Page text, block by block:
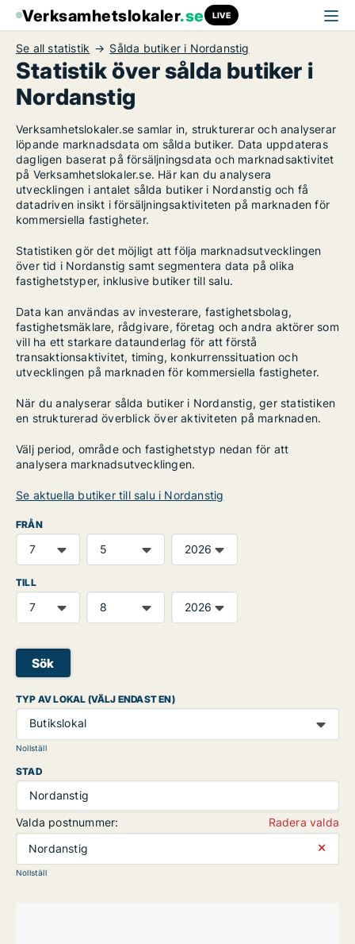
Verksamhetslokaler.se LIVE
Se all statistik Sålda butiker i Nordanstig
Statistik över sålda butiker i
Nordanstig
Verksamhetslokaler.se samlar in, strukturerar och analyserar
löpande marknadsdata om sålda butiker. Data uppdateras
dagligen baserat på försäljningsdata och marknadsaktivitet
på Verksamhetslokaler.se. Här kan du analysera
utvecklingen i antalet sålda butiker i Nordanstig och få
datadriven insikt i försäljningsaktiviteten på marknaden för
kommersiella fastigheter.
Statistiken gör det möjligt att följa marknadsutvecklingen
över tid i Nordanstig samt segmentera data på olika
fastighetstyper, inklusive butiker till salu.
Data kan användas av investerare, fastighetsbolag,
fastighetsmäklare, rådgivare, företag och andra aktörer som
vill ha ett starkare dataunderlag för att förstå
transaktionsaktivitet, timing, konkurrenssituation och
utvecklingen på marknaden för kommersiella fastigheter.
När du analyserar sålda butiker i Nordanstig, ger statistiken
en strukturerad överblick över aktiviteten på marknaden.
Välj period, område och fastighetstyp nedan för att
analysera marknadsutvecklingen.
Se aktuella butiker till salu i Nordanstig
FRÅN
TILL
Sök
TYP AV LOKAL (VÄLJ ENDAST EN)
Butikslokal
Nollställ
STAD
Nordanstig
Valda postnummer:
Radera valda
Nordanstig
⨯
Nollställ